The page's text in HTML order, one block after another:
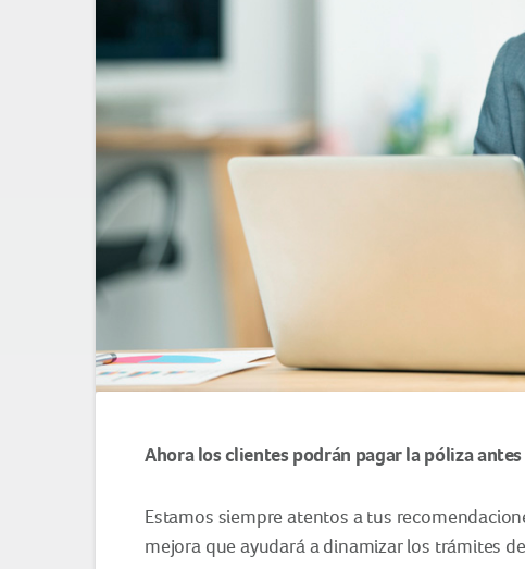
Ahora los clientes podrán pagar la póliza
Estamos siempre atentos a tus
mejora que ayudará a dinamizar los trámites